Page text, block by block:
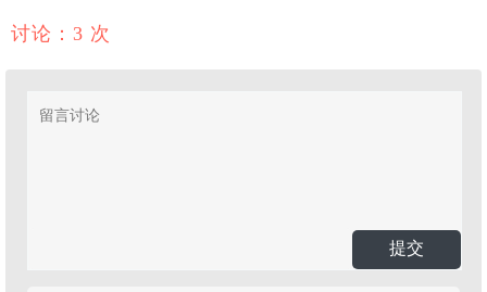
讨论：3 次
提交